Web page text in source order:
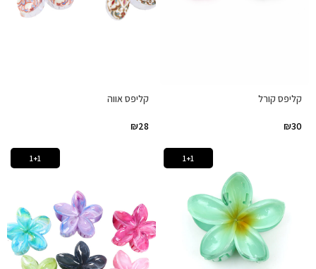
קליפס קורל
₪30
קליפס אווה
₪28
1+1
1+1